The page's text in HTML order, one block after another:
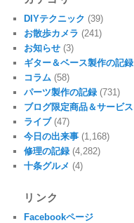
DIYテクニック (39)
お散歩カメラ (241)
お知らせ (3)
ギター＆ベース製作の記録
コラム (58)
パーツ製作の記録 (731)
ブログ限定商品＆サービス
ライブ(47)
今日の出来事 (1,168)
修理の記録 (4,282)
十条グルメ (4)
リンク
Facebookページ